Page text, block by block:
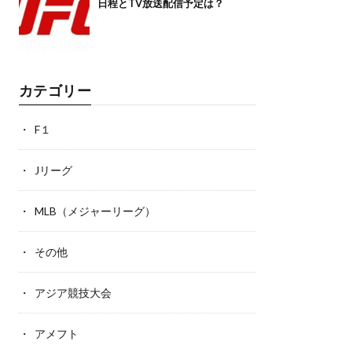
日程とTV放送配信予定は？
カテゴリー
F１
Jリーグ
MLB（メジャーリーグ）
その他
アジア競技大会
アメフト